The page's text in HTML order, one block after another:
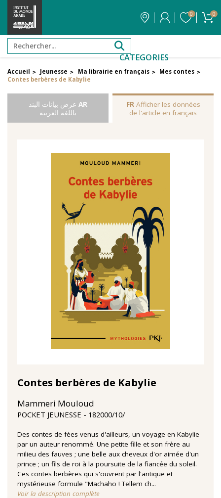
0 0
CATEGORIES
Accueil > Jeunesse > Ma librairie en français > Mes contes >
Contes berbères de Kabylie
AR عرض بيانات البند
باللغة العربية
FRAfficher les données
de l'article en français
Contes berbères de Kabylie
Mammeri Mouloud
POCKET JEUNESSE 18‏/10‏/2000
Des contes de fées venus d'ailleurs, un voyage en Kabylie
par un auteur renommé. Une petite fille et son frère au
milieu des fauves ; une belle aux cheveux d'or aimée d'un
prince ; un fils de roi à la poursuite de la fiancée du soleil.
Ces contes berbères qui s'ouvrent par l'antique et
mystérieuse formule "Machaho ! Tellem ch...
Voir la description complète